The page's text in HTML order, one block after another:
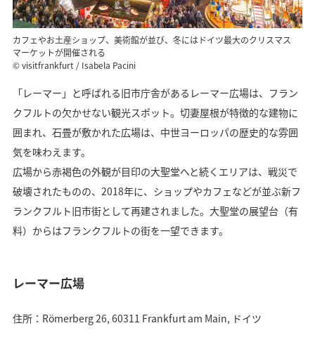
カフェやお土産ショップ、美術館が並び、冬にはドイツ最大のクリスマス
マーケットが開催される
© visitfrankfurt / Isabela Pacini
「レーマー」と呼ばれる旧市庁舎があるレーマー広場は、フラン
クフルトの欠かせない観光スポット。切妻屋根が特徴的な建物に
囲まれ、石畳が敷かれた広場は、中世ヨーロッパの歴史的な雰囲
気を味わえます。
広場から赤褐色の外観が目印の大聖堂へと続くエリアは、戦災で
破壊されたものの、2018年に、ショップやカフェなどが並ぶ新フ
ランクフルト旧市街として再建されました。大聖堂の展望台（有
料）からはフランクフルトの街を一望できます。
レーマー広場
住所：Römerberg 26, 60311 Frankfurt am Main, ドイツ